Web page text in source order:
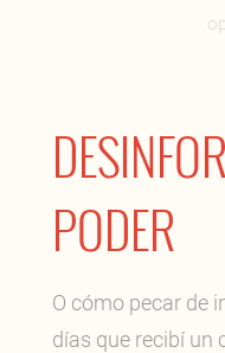
PODER
O cómo pecar de
días que recibí un